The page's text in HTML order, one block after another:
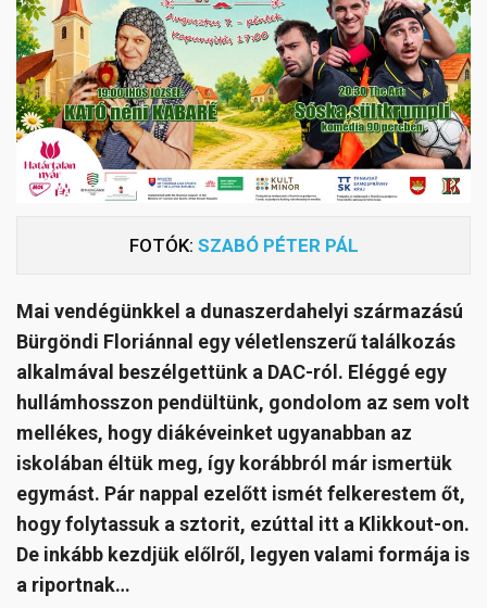
FOTÓK: SZABÓ PÉTER PÁL
Mai vendégünkkel a dunaszerdahelyi származású
Bürgöndi Floriánnal egy véletlenszerű találkozás
alkalmával beszélgettünk a DAC-ról. Eléggé egy
hullámhosszon pendültünk, gondolom az sem volt
mellékes, hogy diákéveinket ugyanabban az
iskolában éltük meg, így korábbról már ismertük
egymást. Pár nappal ezelőtt ismét felkerestem őt,
hogy folytassuk a sztorit, ezúttal itt a Klikkout-on.
De inkább kezdjük előlről, legyen valami formája is
a riportnak…